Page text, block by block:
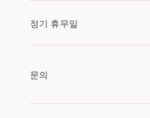
정기 휴무일
문의